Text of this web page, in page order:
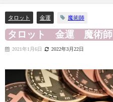
タロット 金運 魔術師
タロット 金運 魔術師
2021年1月6日 2022年3月22日